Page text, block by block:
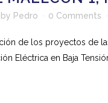
by Pedro 0 Comments
de los proyectos de
Eléctrica en Baja